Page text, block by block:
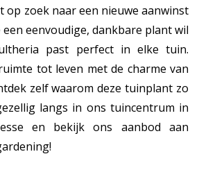
zoek naar een nieuwe aanwinst
eenvoudige, dankbare plant wil
past perfect in elke tuin.
tot leven met de charme van
zelf waarom deze tuinplant zo
langs in ons tuincentrum in
en bekijk ons aanbod aan